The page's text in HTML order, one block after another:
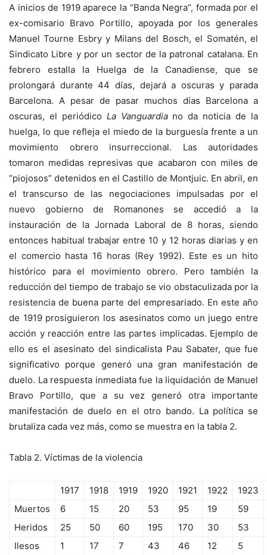
A inicios de 1919 aparece la “Banda Negra”, formada por el
ex-comisario Bravo Portillo, apoyada por los generales
Manuel Tourne Esbry y Milans del Bosch, el Somatén, el
Sindicato Libre y por un sector de la patronal catalana. En
febrero estalla la Huelga de la Canadiense, que se
prolongará durante 44 días, dejará a oscuras y parada
Barcelona. A pesar de pasar muchos días Barcelona a
oscuras, el periódico La Vanguardiano da noticia de la
huelga, lo que refleja el miedo de la burguesía frente a un
movimiento obrero insurreccional. Las autoridades
tomaron medidas represivas que acabaron con miles de
“piojosos” detenidos en el Castillo de Montjuic. En abril, en
el transcurso de las negociaciones impulsadas por el
nuevo gobierno de Romanones se accedió a la
instauración de la Jornada Laboral de 8 horas, siendo
entonces habitual trabajar entre 10 y 12 horas diarias y en
el comercio hasta 16 horas (Rey 1992). Este es un hito
histórico para el movimiento obrero. Pero también la
reducción del tiempo de trabajo se vio obstaculizada por la
resistencia de buena parte del empresariado. En este año
de 1919 prosiguieron los asesinatos como un juego entre
acción y reacción entre las partes implicadas. Ejemplo de
ello es el asesinato del sindicalista Pau Sabater, que fue
significativo porque generó una gran manifestación de
duelo. La respuesta inmediata fue la liquidación de Manuel
Bravo Portillo, que a su vez generó otra importante
manifestación de duelo en el otro bando. La política se
brutaliza cada vez más, como se muestra en la tabla 2.
Tabla 2. Víctimas de la violencia
1917 1918 1919 1920 1921 1922
1923
Muertos
6 15 20 53 95 19
59
Heridos
25 50 60 195 170 30
53
Ilesos
1 17 7 43 46 12 5